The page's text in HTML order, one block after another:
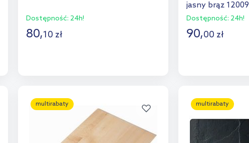
Dostępność: 24h!
80,10 zł
jasny brąz 12009
Dostępność: 24h!
90,00 zł
multirabaty multirabaty